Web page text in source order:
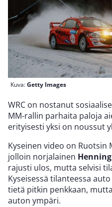
Kuva:Getty Images
WRC on nostanut
MM-rallin parhaita paloja
erityisesti yksi on noussut
Kyseinen video on Ruotsin
jolloin norjalainen
rajusti ulos, mutta selvisi
Kyseisessä tilanteessa
tietä pitkin penkkaan,
auton ympäri.